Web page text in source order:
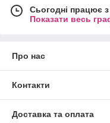
Сьогодні працює
Показати весь
Про нас
Контакти
Доставка та оплата